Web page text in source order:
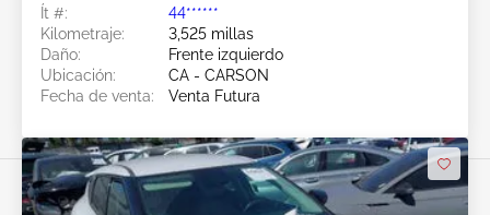
Ít #:
44******
Kilometraje:
3,525 millas
Daño:
Frente izquierdo
Ubicación:
CA - CARSON
Fecha de venta:
Venta Futura